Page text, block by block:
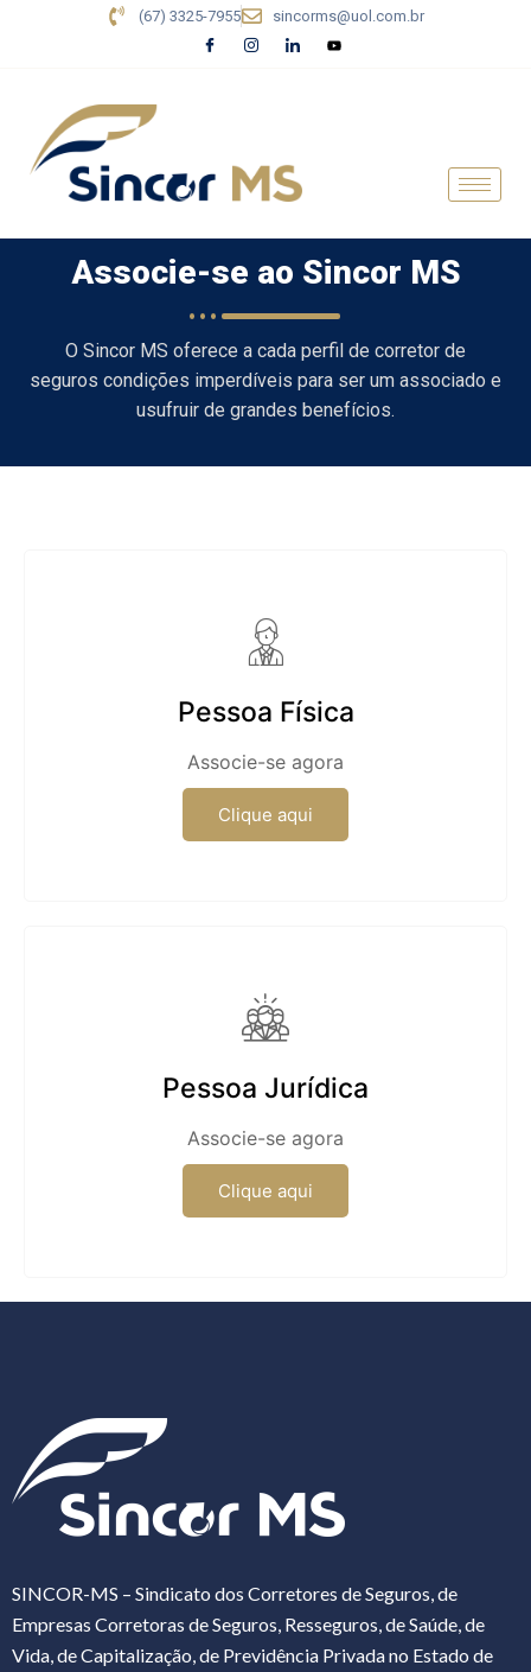
(67) 3325-7955 sincorms@uol.com.br
Associe-se ao Sincor MS
O Sincor MS oferece a cada perfil de corretor de
seguros condições imperdíveis para ser um associado e
usufruir de grandes benefícios.
Pessoa Física
Associe-se agora
Clique aqui
Pessoa Jurídica
Associe-se agora
Clique aqui
SINCOR-MS – Sindicato dos Corretores de Seguros, de
Empresas Corretoras de Seguros, Resseguros, de Saúde, de
Vida, de Capitalização, de Previdência Privada no Estado de